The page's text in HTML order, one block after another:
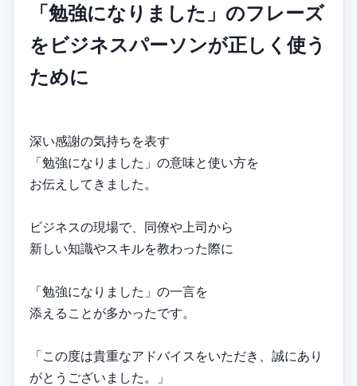
「勉強になりました」のフレーズ
をビジネスパーソンが正しく使う
ために
深い感謝の気持ちを表す
「勉強になりました」の意味と使い方を
お伝えしてきました。
ビジネスの現場で、同僚や上司から
新しい知識やスキルを教わった際に
「勉強になりました」の一言を
添えることが多かったです。
「この度は貴重なアドバイスをいただき、誠にあり
がとうございました。」